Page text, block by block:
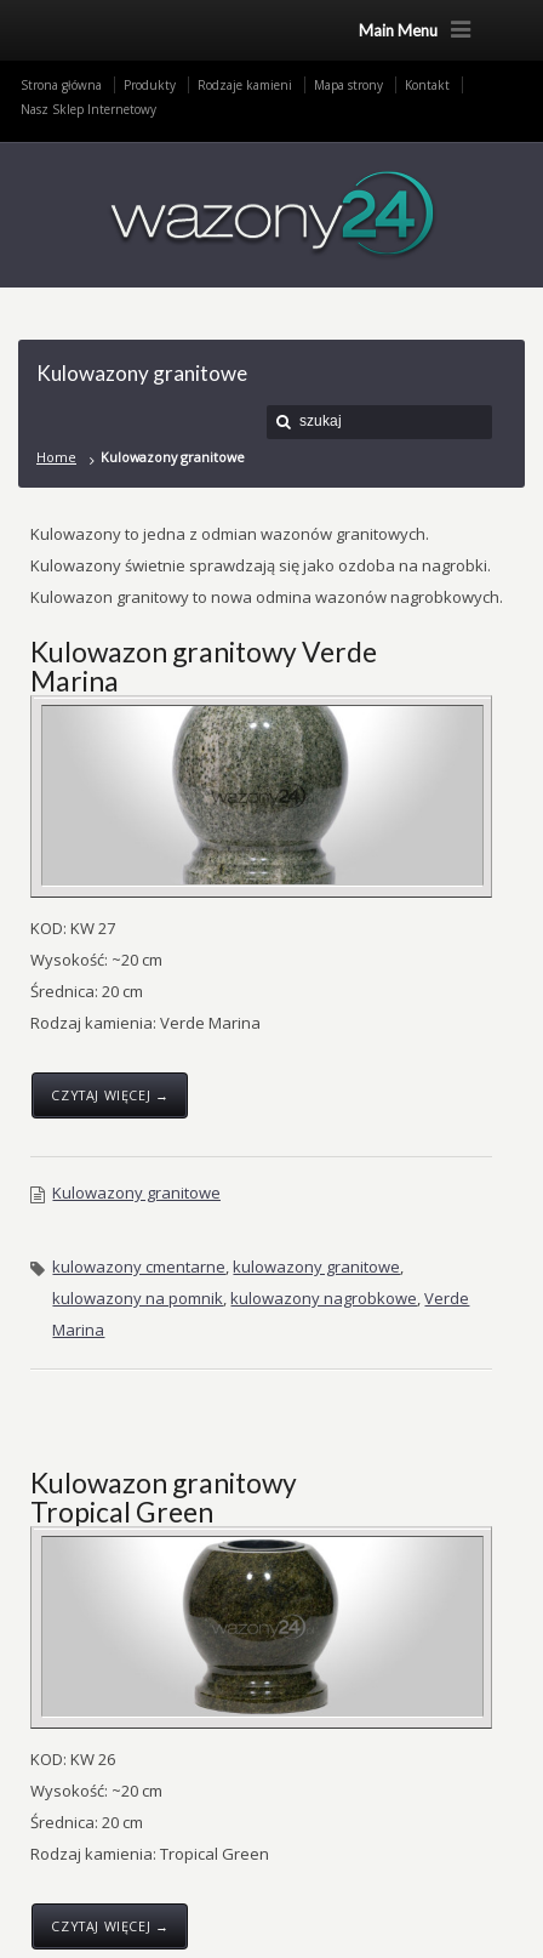
Main Menu
Strona główna Produkty Rodzaje kamieni Mapa strony
Kontakt
Nasz Sklep Internetowy
Kulowazony granitowe
Home Kulowazony granitowe
Kulowazony to jedna z odmian wazonów granitowych.
Kulowazony świetnie sprawdzają się jako ozdoba na nagrobki.
Kulowazon granitowy to nowa odmina wazonów nagrobkowych.
Kulowazon granitowy Verde
Marina
KOD: KW 27
Wysokość: ~20 cm
Średnica: 20 cm
Rodzaj kamienia: Verde Marina
CZYTAJ WIĘCEJ →
Kulowazony granitowe
kulowazony cmentarne,kulowazony granitowe,
kulowazony na pomnik,kulowazony nagrobkowe,Verde
Marina
Kulowazon granitowy
Tropical Green
KOD: KW 26
Wysokość: ~20 cm
Średnica: 20 cm
Rodzaj kamienia: Tropical Green
CZYTAJ WIĘCEJ →